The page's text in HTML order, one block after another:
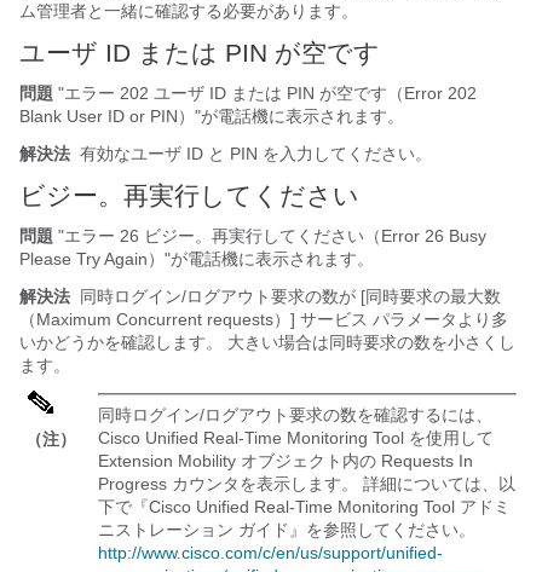
ム管理者と一緒に確認する必要があります。
ユーザ ID または PIN が空です
問題 "エラー 202 ユーザ ID または PIN が空です（Error 202
Blank User ID or PIN）"が電話機に表示されます。
解決法 有効なユーザ ID と PIN を入力してください。
ビジー。再実行してください
問題 "エラー 26 ビジー。再実行してください（Error 26 Busy
Please Try Again）"が電話機に表示されます。
解決法 同時ログイン/ログアウト要求の数が [同時要求の最大数
（Maximum Concurrent requests）] サービス パラメータより多
いかどうかを確認します。 大きい場合は同時要求の数を小さくし
ます。
（注）
同時ログイン/ログアウト要求の数を確認するには、
Cisco Unified Real-Time Monitoring Tool を使用して
Extension Mobility オブジェクト内の Requests In
Progress カウンタを表示します。 詳細については、以
下で『Cisco Unified Real-Time Monitoring Tool アドミ
ニストレーション ガイド』を参照してください。
http://www.cisco.com/c/en/us/support/unified-